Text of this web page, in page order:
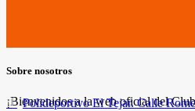
Sobre nosotros
¡Bienvenidos a la web oficial del
Polideportivo El Tejar. Calle